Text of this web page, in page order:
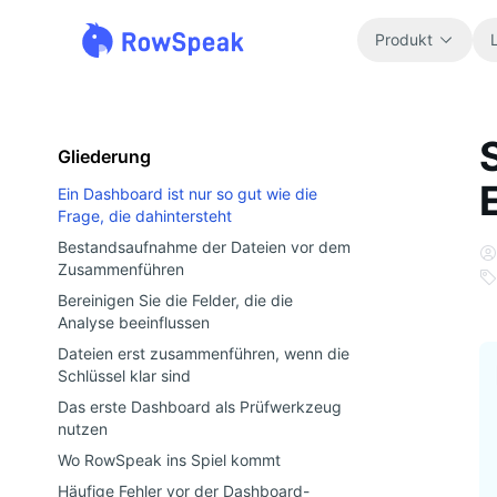
Produkt
Gliederung
Ein Dashboard ist nur so gut wie die
Frage, die dahintersteht
Bestandsaufnahme der Dateien vor dem
Zusammenführen
Bereinigen Sie die Felder, die die
Analyse beeinflussen
Dateien erst zusammenführen, wenn die
Schlüssel klar sind
Das erste Dashboard als Prüfwerkzeug
nutzen
Wo RowSpeak ins Spiel kommt
Häufige Fehler vor der Dashboard-